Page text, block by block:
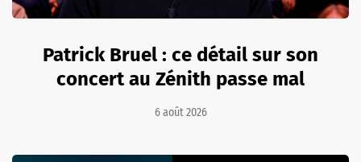
Patrick Bruel : ce détail sur son
concert au Zénith passe mal
6 août 2026